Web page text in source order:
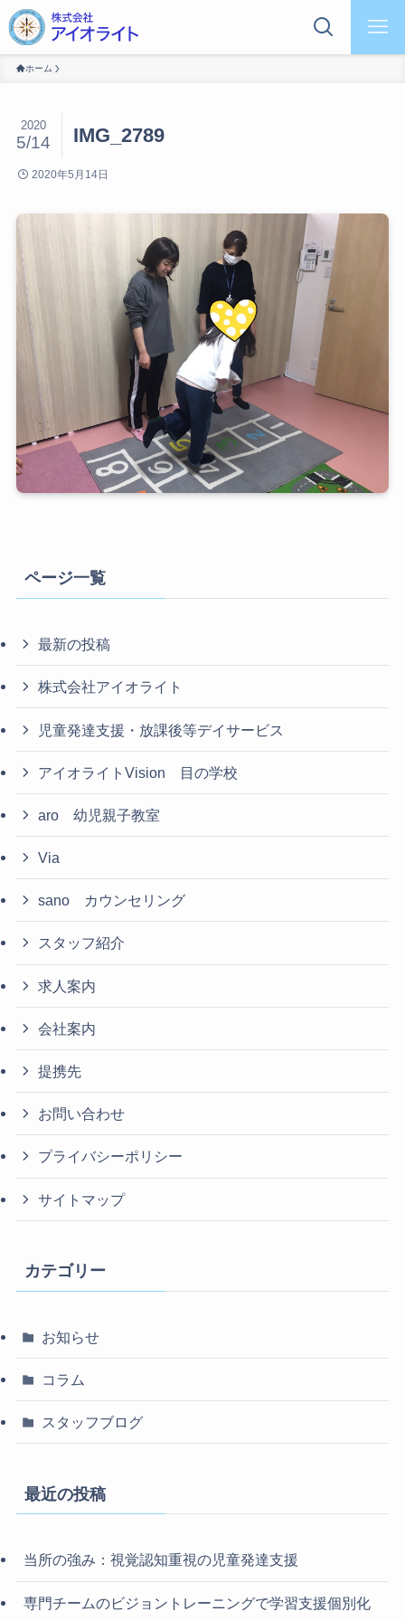
ホーム
IMG_2789
2020
5/14
2020年5月14日
ページ一覧
最新の投稿
株式会社アイオライト
児童発達支援・放課後等デイサービス
アイオライトVision 目の学校
aro 幼児親子教室
Via
sano カウンセリング
スタッフ紹介
求人案内
会社案内
提携先
お問い合わせ
プライバシーポリシー
サイトマップ
カテゴリー
お知らせ
コラム
スタッフブログ
最近の投稿
当所の強み：視覚認知重視の児童発達支援
専門チームのビジョントレーニングで学習支援個別化